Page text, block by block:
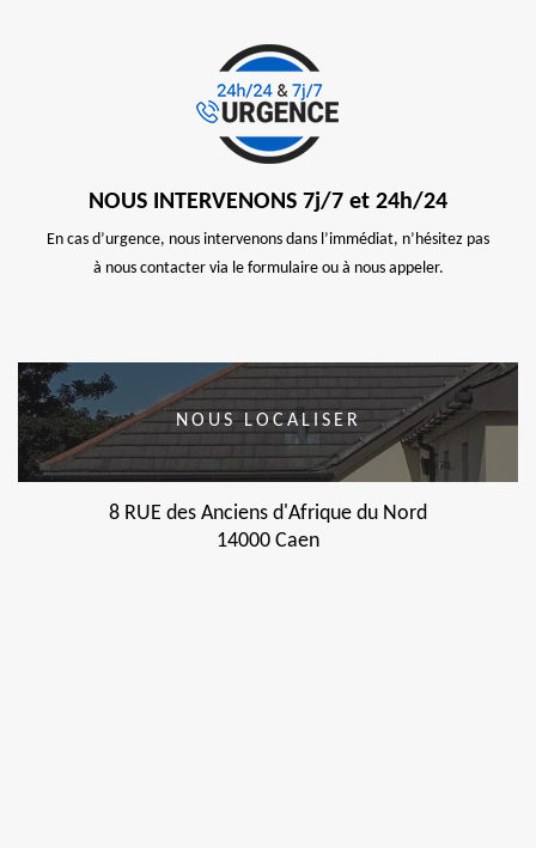
NOUS INTERVENONS 7j/7 et 24h/24
En cas d’urgence, nous intervenons dans l’immédiat, n’hésitez pas
à nous contacter via le formulaire ou à nous appeler.
NOUS LOCALISER
8 RUE des Anciens d'Afrique du Nord
14000 Caen